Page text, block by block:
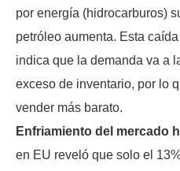
por energía (hidrocarburos)
petróleo aumenta. Esta
indica que la demanda va a
exceso de inventario, por lo
vender más barato.
Enfriamiento del mercado
en EU reveló que solo el